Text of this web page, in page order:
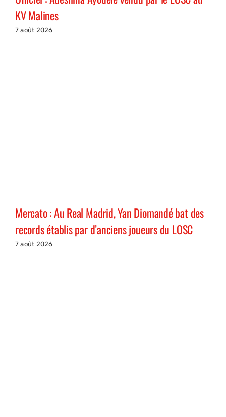
KV Malines
7 août 2026
Mercato : Au Real Madrid, Yan Diomandé bat des
records établis par d’anciens joueurs du LOSC
7 août 2026